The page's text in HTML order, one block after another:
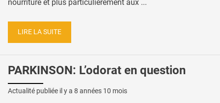
nourriture et plus particulièrement aux ...
LIRE LA SUITE
PARKINSON: L’odorat en question
Actualité publiée il y a 8 années 10 mois